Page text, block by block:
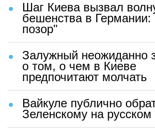
Шаг Киева вызвал
бешенства в Германии:
позор"
Залужный неожиданно
о том, о чем в Киеве
предпочитают молчать
Вайкуле публично
Зеленскому на русском